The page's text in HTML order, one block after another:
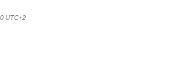
UTC+2